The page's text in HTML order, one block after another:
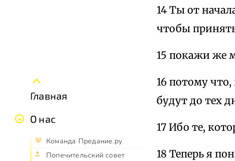
Главная
О нас
Команда Предание.ру
Попечительский совет
14 Ты от
чтобы
15 покажи же
16 потому
будут до тех
17 Ибо те,
18 Теперь я